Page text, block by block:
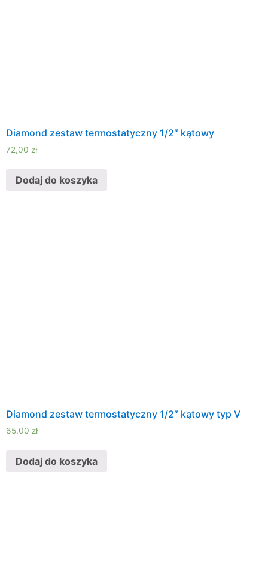
Diamond zestaw termostatyczny 1/2″ kątowy
72,00 zł
Dodaj do koszyka
Diamond zestaw termostatyczny 1/2″ kątowy typ V
65,00 zł
Dodaj do koszyka